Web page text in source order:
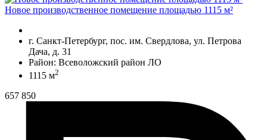
Новое производственное помещение площадью 1115 м²
г. Санкт-Петербург, пос. им. Свердлова, ул. Петрова
Дача, д. 31
Район: Всеволожский район ЛО
1115 м2
657 850